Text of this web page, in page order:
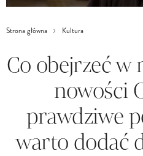
Strona główna Kultura
Co obejrzeć w
nowości
prawdziwe
warto dodać